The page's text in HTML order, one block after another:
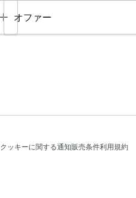
Toggle
オファー
クッキーに関する通知販売条件利用規約